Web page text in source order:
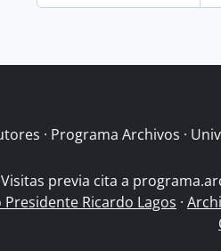
· Programa Archivos ·
Visitas previa cita a
Presidente Ricardo Lagos ·